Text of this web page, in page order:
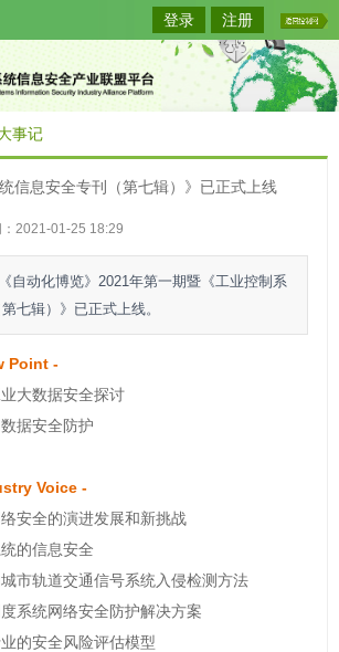
登录 注册
事记
统信息安全专刊（第七辑）》已正式上线
2021-01-25 18:29
自动化博览》2021年第一期暨《工业控制系
七辑）》已正式上线。
Point -
大数据安全探讨
据安全防护
Voice -
安全的演进发展和新挑战
的信息安全
市轨道交通信号系统入侵检测方法
系统网络安全防护解决方案
的安全风险评估模型